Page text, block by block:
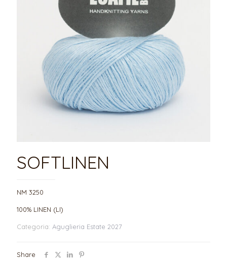
SOFTLINEN
NM 3250
100% LINEN (LI)
Categoria: Aguglieria Estate 2027
Share